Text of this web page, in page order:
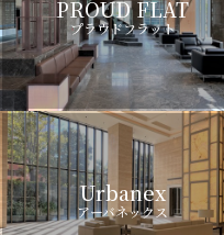
PROUD FLAT
プラウドフラット
Urbanex
アーバネックス